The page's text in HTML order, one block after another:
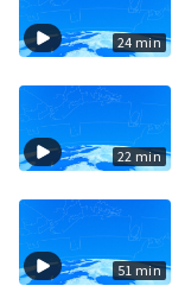
24 min
22 min
51 min